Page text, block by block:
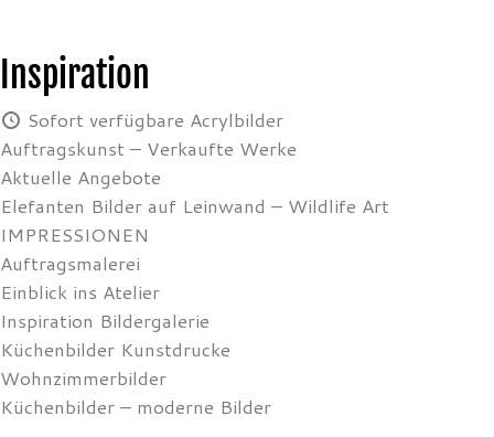
Inspiration
Sofort verfügbare Acrylbilder
Auftragskunst – Verkaufte Werke
Aktuelle Angebote
Elefanten Bilder auf Leinwand – Wildlife Art
IMPRESSIONEN
Auftragsmalerei
Einblick ins Atelier
Inspiration Bildergalerie
Küchenbilder Kunstdrucke
Wohnzimmerbilder
Küchenbilder – moderne Bilder